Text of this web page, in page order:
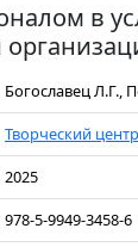
в
Богославец Л.Г.,
Творческий
2025
978-5-9949-3458-6